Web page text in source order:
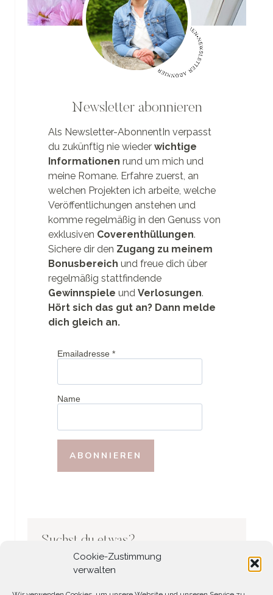
Cookie-Zustimmung
verwalten
Newsletter abonnieren
Als Newsletter-AbonnentIn verpasst
du zukünftig nie wiederwichtige
Informationen rund um mich und
meine Romane. Erfahre zuerst, an
welchen Projekten ich arbeite, welche
Veröffentlichungen anstehen und
komme regelmäßig in den Genuss von
exklusiven Coverenthüllungen.
Sichere dir den Zugang zu meinem
Bonusbereich und freue dich über
regelmäßig stattfindende
Gewinnspiele undVerlosungen.
Hört sich das gut an? Dann melde
dich gleich an.
Emailadresse*
Name
Suchst du etwas?
Search